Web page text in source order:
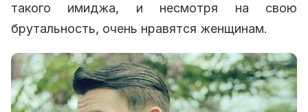
такого имиджа, и несмотря на свою
брутальность, очень нравятся женщинам.